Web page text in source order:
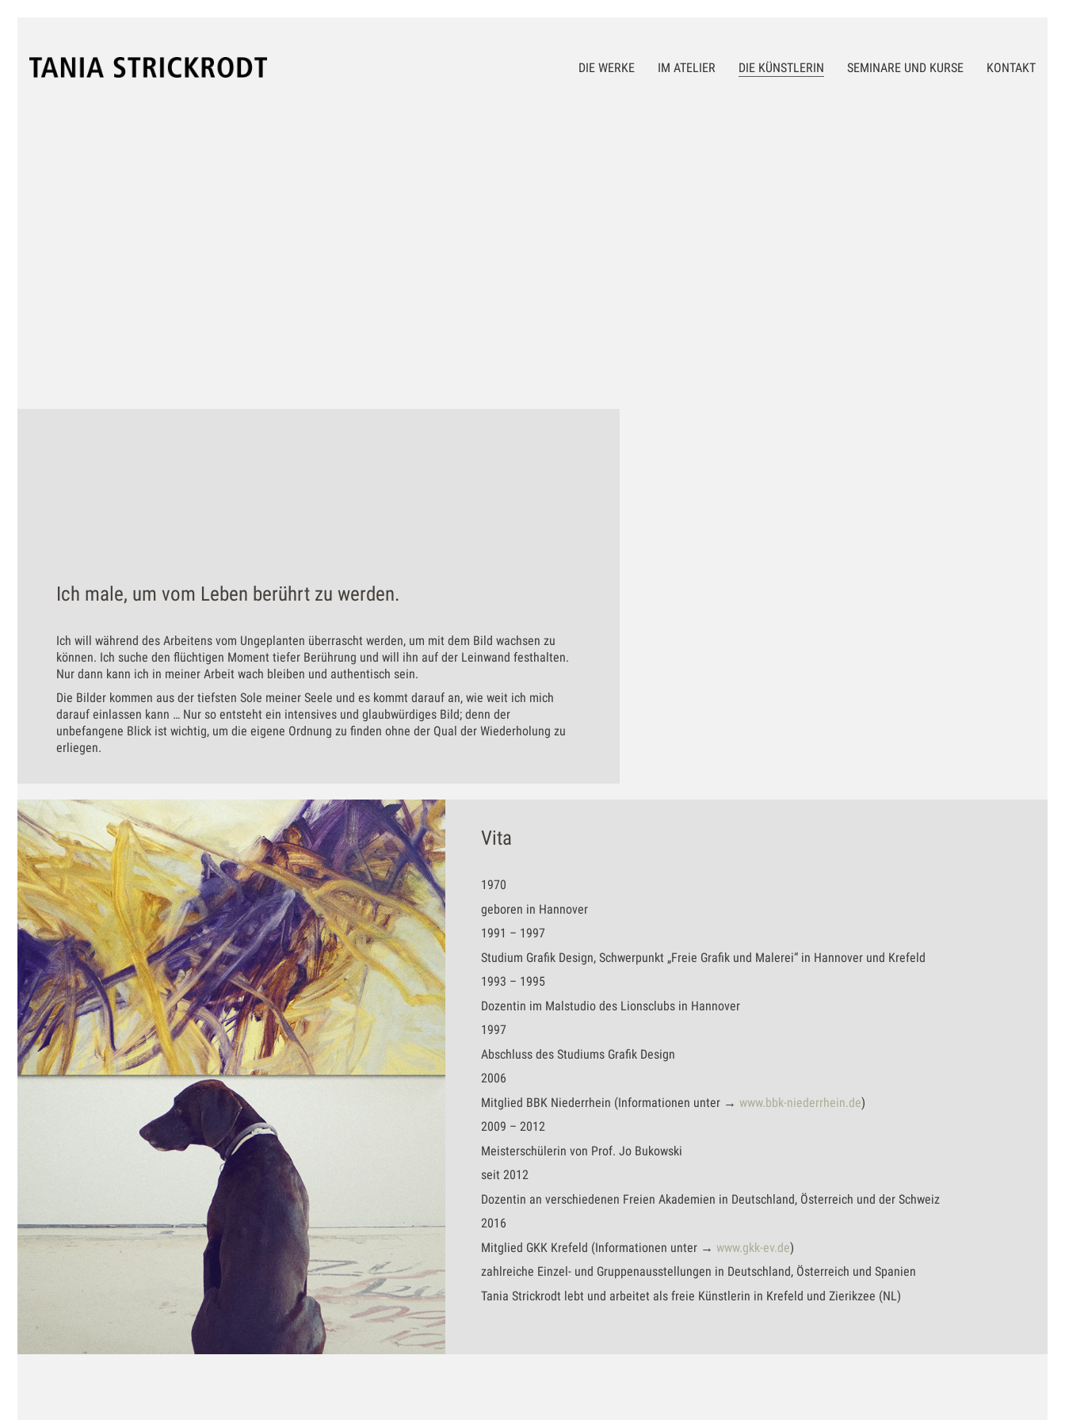
DIE WERKE IM ATELIER DIE KÜNSTLERIN SEMINARE UND KURSE KONTAKT
Ich male, um vom Leben berührt zu werden.
Ich will während des Arbeitens vom Ungeplanten überrascht werden, um mit dem Bild wachsen zu
können. Ich suche den flüchtigen Moment tiefer Berührung und will ihn auf der Leinwand festhalten.
Nur dann kann ich in meiner Arbeit wach bleiben und authentisch sein.
Die Bilder kommen aus der tiefsten Sole meiner Seele und es kommt darauf an, wie weit ich mich
darauf einlassen kann … Nur so entsteht ein intensives und glaubwürdiges Bild; denn der
unbefangene Blick ist wichtig, um die eigene Ordnung zu finden ohne der Qual der Wiederholung zu
erliegen.
Vita
1970
geboren in Hannover
1991 – 1997
Studium Grafik Design, Schwerpunkt „Freie Grafik und Malerei“ in Hannover und Krefeld
1993 – 1995
Dozentin im Malstudio des Lionsclubs in Hannover
1997
Abschluss des Studiums Grafik Design
2006
Mitglied BBK Niederrhein (Informationen unter → www.bbk-niederrhein.de)
2009 – 2012
Meisterschülerin von Prof. Jo Bukowski
seit 2012
Dozentin an verschiedenen Freien Akademien in Deutschland, Österreich und der Schweiz
2016
Mitglied GKK Krefeld (Informationen unter → www.gkk-ev.de)
zahlreiche Einzel- und Gruppenausstellungen in Deutschland, Österreich und Spanien
Tania Strickrodt lebt und arbeitet als freie Künstlerin in Krefeld und Zierikzee (NL)
Wiedstraße 23 · 47799 Krefeld · Germany
+49 173 910 60 98
hallo@tania-strickrodt.de